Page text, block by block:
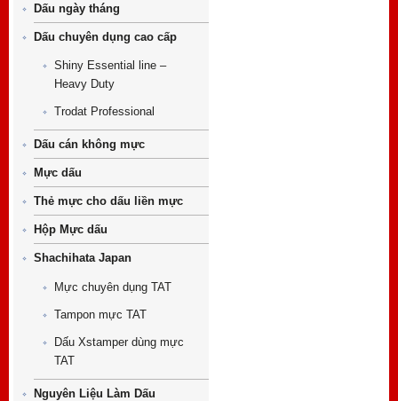
Dấu ngày tháng
Dấu chuyên dụng cao cấp
Shiny Essential line –
Heavy Duty
Trodat Professional
Dấu cán không mực
Mực dấu
Thẻ mực cho dấu liền mực
Hộp Mực dấu
Shachihata Japan
Mực chuyên dụng TAT
Tampon mực TAT
Dấu Xstamper dùng mực
TAT
Nguyên Liệu Làm Dấu